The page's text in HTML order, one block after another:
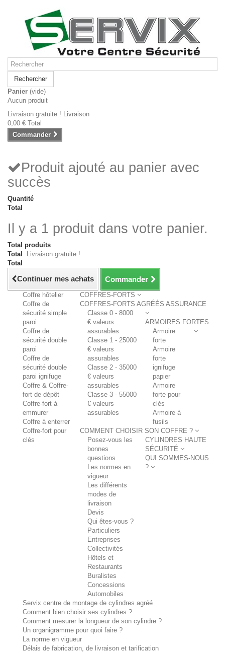
Rechercher
Panier (vide)
Aucun produit
Livraison gratuite ! Livraison
0,00 € Total
Commander
Produit ajouté au panier avec
succès
Quantité
Total
Il y a 1 produit dans votre panier.
Total produits
Total
Livraison gratuite !
Total
Continuer mes achats Commander
COFFRES-FORTS
Coffre hôtelier
Coffre de
sécurité simple
paroi
Coffre de
sécurité double
paroi
Coffre de
sécurité double
paroi ignifuge
Coffre & Coffre-
fort de dépôt
Coffre-fort à
emmurer
Coffre à enterrer
Coffre-fort pour
clés
COFFRES-FORTS AGRÉÉS ASSURANCE
Classe 0 - 8000
€ valeurs
assurables
Classe 1 - 25000
€ valeurs
assurables
Classe 2 - 35000
€ valeurs
assurables
Classe 3 - 55000
€ valeurs
assurables
ARMOIRES FORTES
Armoire
forte
Armoire
forte
ignifuge
papier
Armoire
forte pour
clés
Armoire à
fusils
COMMENT CHOISIR SON COFFRE ?
Posez-vous les
bonnes
questions
Les normes en
vigueur
Les différents
modes de
livraison
Devis
Qui êtes-vous ?
Particuliers
Entreprises
Collectivités
Hôtels et
Restaurants
Buralistes
Concessions
Automobiles
CYLINDRES HAUTE
SÉCURITÉ
Servix centre de montage de cylindres agréé
Comment bien choisir ses cylindres ?
Comment mesurer la longueur de son cylindre ?
Un organigramme pour quoi faire ?
La norme en vigueur
Délais de fabrication, de livraison et tarification
QUI SOMMES-NOUS
?